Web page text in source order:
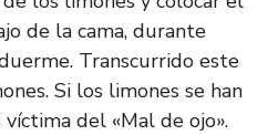
de la cama, durante
Transcurrido este
Si los limones se han
del «Mal de ojo».